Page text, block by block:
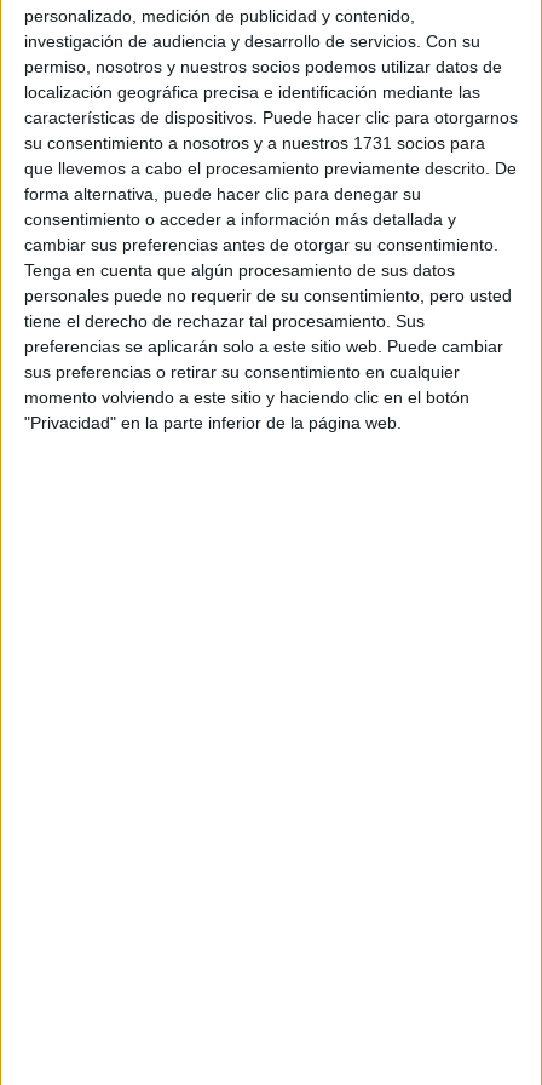
personalizado, medición de publicidad y contenido,
investigación de audiencia y desarrollo de servicios. Con su
permiso, nosotros y nuestros socios podemos utilizar datos de
localización geográfica precisa e identificación mediante las
características de dispositivos. Puede hacer clic para otorgarnos
su consentimiento a nosotros y a nuestros 1731 socios para
que llevemos a cabo el procesamiento previamente descrito. De
forma alternativa, puede hacer clic para denegar su
consentimiento o acceder a información más detallada y
cambiar sus preferencias antes de otorgar su consentimiento.
Tenga en cuenta que algún procesamiento de sus datos
personales puede no requerir de su consentimiento, pero usted
tiene el derecho de rechazar tal procesamiento. Sus
preferencias se aplicarán solo a este sitio web. Puede cambiar
sus preferencias o retirar su consentimiento en cualquier
momento volviendo a este sitio y haciendo clic en el botón
"Privacidad" en la parte inferior de la página web.
barberías. Desde la redacción elegimos tres de ellos:
Cleansing Bar.Un jabón, o limpiador de uso diario
para todo uso. Sí, para cuerpo y para pelo, ideal para
ese cuidado multipropósito (y más sustentable).
Dry Clay. Cera de efecto seco que logra un
importante volumen y deja una suave fragancia
amaderada.
Grooming Spray.Fijador en spray que logra un
acabado súper suave.
at Redacción Marie Claire